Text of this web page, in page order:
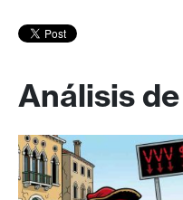
Análisis